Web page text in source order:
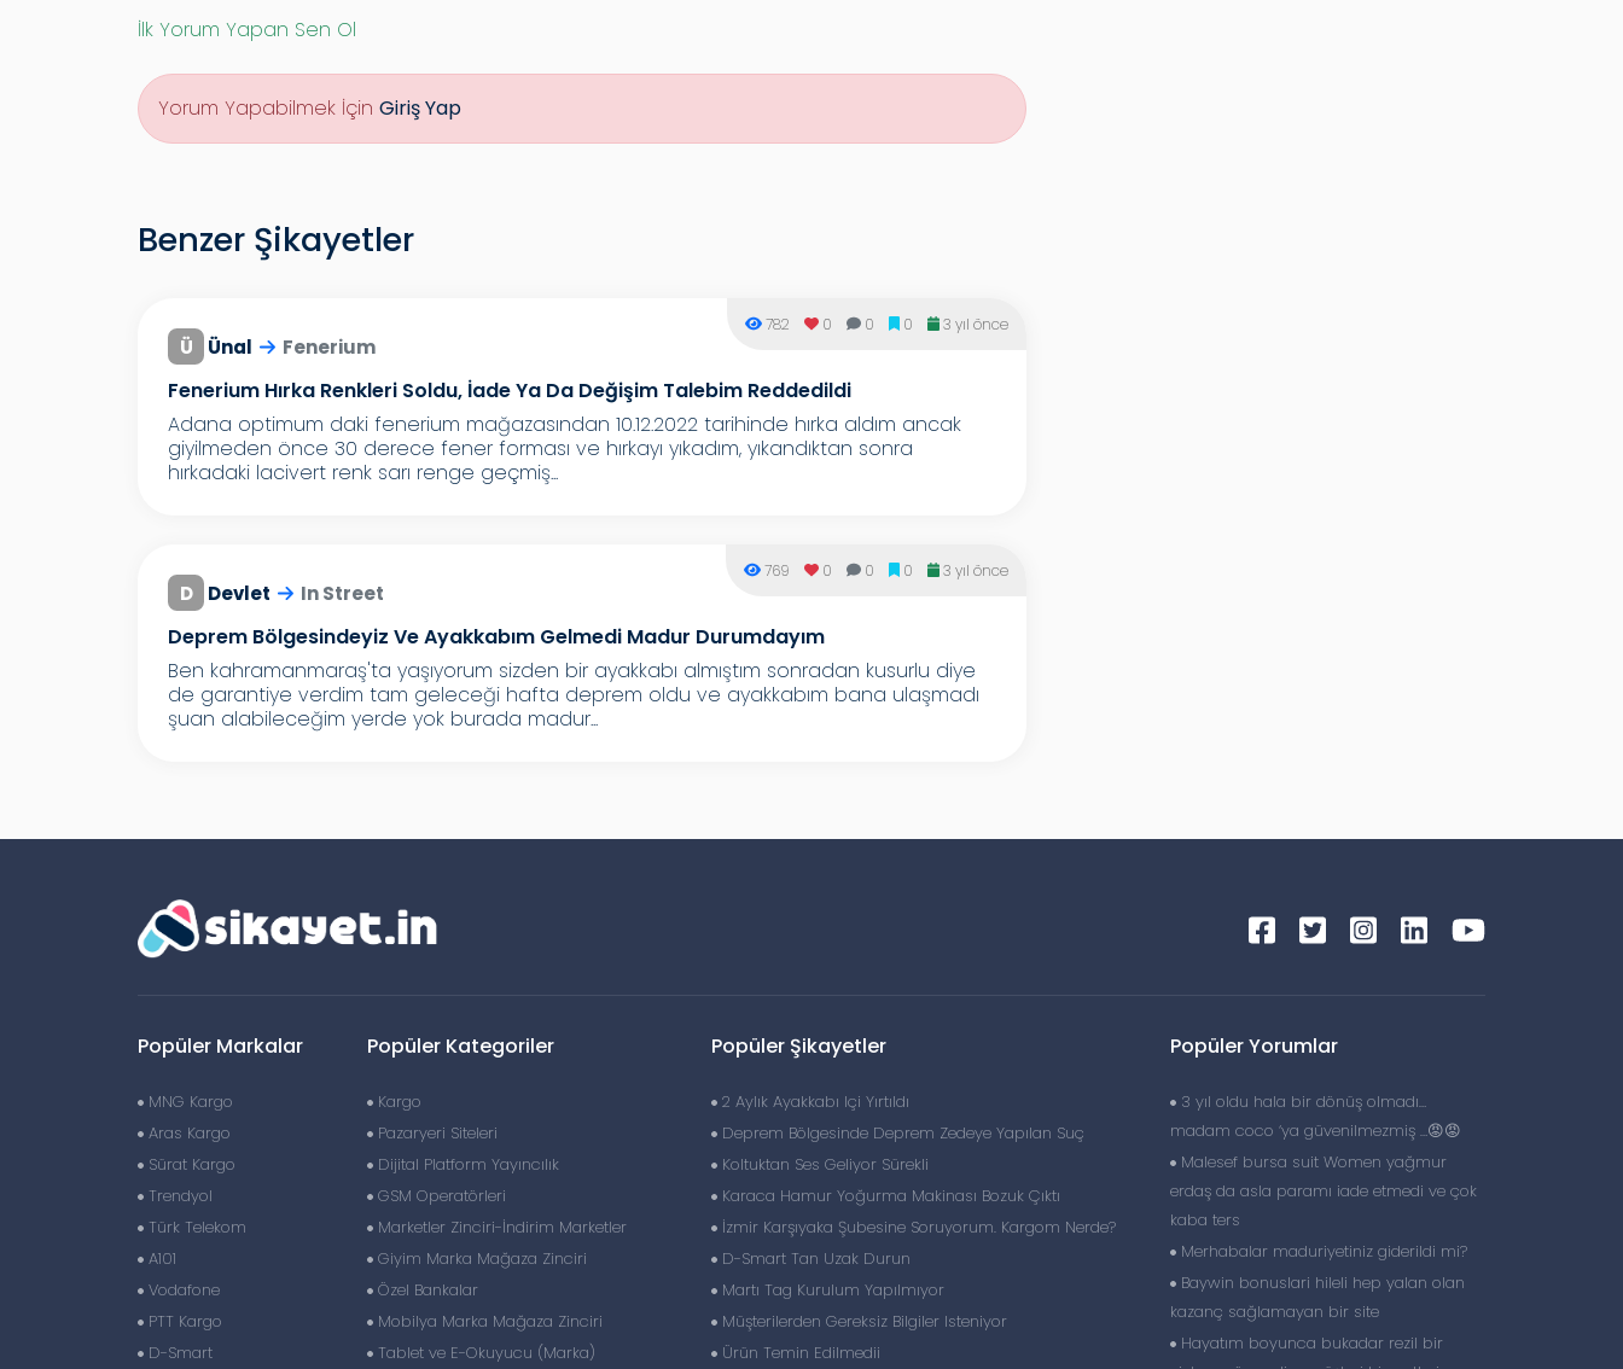
İlk Yorum Yapan Sen Ol
Yorum Yapabilmek İçin Giriş Yap
Benzer Şikayetler
Ü Ünal Fenerium
Fenerium Hırka Renkleri Soldu, İade Ya Da Değişim Talebim Reddedildi
782 0 0 0 3 yıl önce
Adana optimum daki fenerium mağazasından 10.12.2022 tarihinde hırka aldım ancak
giyilmeden önce 30 derece fener forması ve hırkayı yıkadım, yıkandıktan sonra
hırkadaki lacivert renk sarı renge geçmiş...
D Devlet In Street
Deprem Bölgesindeyiz Ve Ayakkabım Gelmedi Madur Durumdayım
769 0 0 0 3 yıl önce
Ben kahramanmaraş'ta yaşıyorum sizden bir ayakkabı almıştım sonradan kusurlu diye
de garantiye verdim tam geleceği hafta deprem oldu ve ayakkabım bana ulaşmadı
şuan alabileceğim yerde yok burada madur...
Popüler Markalar
MNG Kargo
Aras Kargo
Sürat Kargo
Trendyol
Türk Telekom
A101
Vodafone
PTT Kargo
D-Smart
Popüler Kategoriler
Kargo
Pazaryeri Siteleri
Dijital Platform Yayıncılık
GSM Operatörleri
Marketler Zinciri-İndirim Marketler
Giyim Marka Mağaza Zinciri
Özel Bankalar
Mobilya Marka Mağaza Zinciri
Tablet ve E-Okuyucu (Marka)
Popüler Şikayetler
2 Aylık Ayakkabı Içi Yırtıldı
Deprem Bölgesinde Deprem Zedeye Yapılan Suç
Koltuktan Ses Geliyor Sürekli
Karaca Hamur Yoğurma Makinası Bozuk Çıktı
İzmir Karşıyaka Şubesine Soruyorum. Kargom Nerde?
D-Smart Tan Uzak Durun
Martı Tag Kurulum Yapılmıyor
Müşterilerden Gereksiz Bilgiler Isteniyor
Ürün Temin Edilmedii
Popüler Yorumlar
3 yıl oldu hala bir dönüş olmadı…
madam coco ‘ya güvenilmezmiş …😡😡
Malesef bursa suit Women yağmur
erdaş da asla paramı iade etmedi ve çok
kaba ters
Merhabalar maduriyetiniz giderildi mi?
Baywin bonuslari hileli hep yalan olan
kazanç sağlamayan bir site
Hayatım boyunca bukadar rezil bir